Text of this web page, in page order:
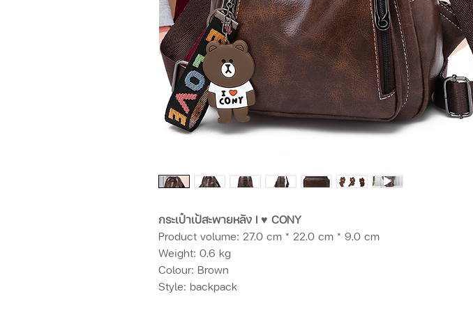
กระเป๋าเป้สะพายหลัง I ♥ CONY
Product volume: 27.0 cm * 22.0 cm * 9.0 cm
Weight: 0.6 kg
Colour: Brown
Style: backpack